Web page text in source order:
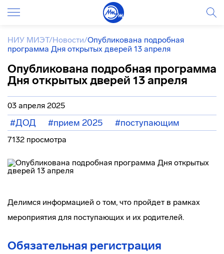
НИУ МИЭТ/Новости/Опубликована подробная
программа Дня открытых дверей 13 апреля
Опубликована подробная программа
Дня открытых дверей 13 апреля
03 апреля 2025
#ДОД #прием 2025 #поступающим
7132 просмотра
Делимся информацией о том, что пройдет в рамках
мероприятия для поступающих и их родителей.
Обязательная регистрация